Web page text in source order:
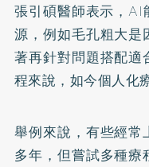
張引碩醫師表示，AI
源，例如毛孔粗大
著再針對問題搭配
程來說，如今個人化
舉例來說，有些經
多年，但嘗試多種